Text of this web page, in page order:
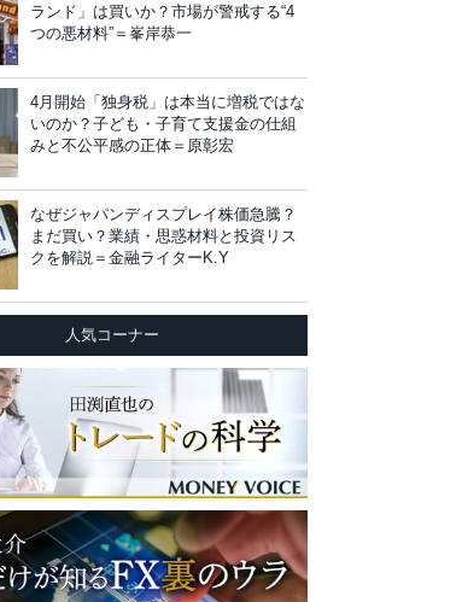
ランド」は買いか？市場が警戒する“4
つの悪材料”＝峯岸恭一
4月開始「独身税」は本当に増税ではな
いのか？子ども・子育て支援金の仕組
みと不公平感の正体＝原彰宏
なぜジャパンディスプレイ株価急騰？
まだ買い？業績・思惑材料と投資リス
クを解説＝金融ライターK.Y
人気コーナー